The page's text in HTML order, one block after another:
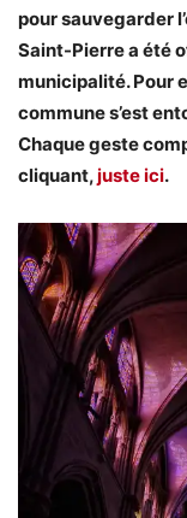
pour sauvegarder
Saint-Pierre a été
municipalité. Pour
commune s’est
Chaque geste
cliquant,juste ici.